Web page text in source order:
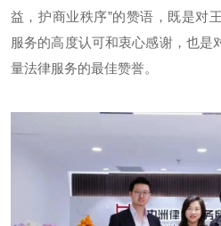
益，护商业秩序”的赞语，既是对
服务的高度认可和衷心感谢，也是
量法律服务的最佳赞誉。